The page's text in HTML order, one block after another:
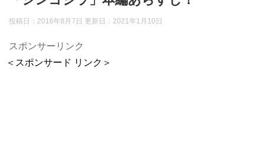
投稿日：2016年8月7日 更新日： 2021年1月10日
スポンサーリンク
＜スポンサード リンク＞